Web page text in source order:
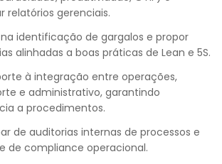
relatórios gerenciais.
na identificação de gargalos e propor
alinhadas a boas práticas de Lean e 5S.
à integração entre operações,
e administrativo, garantindo
a procedimentos.
de auditorias internas de processos e
de compliance operacional.